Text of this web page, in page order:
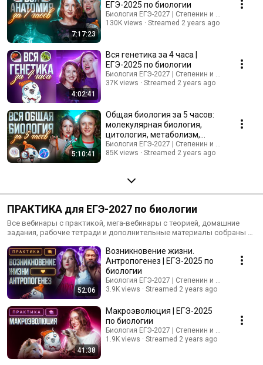
https://stepenin.ru/courses/bio-ege
7:17:23
ЕГЭ-2025 по биологии
Биология ЕГЭ-2027 | Степенин и Дацук
130K views
Streamed 2 years ago
4:02:41
Вся генетика за 4 часа |
ЕГЭ-2025 по биологии
Биология ЕГЭ-2027 | Степенин и Дацук
37K views
Streamed 2 years ago
5:10:41
Общая биология за 5 часов:
молекулярная биология,
цитология, метаболизм,
митоз, мейоз, эмбриогенез
Биология ЕГЭ-2027 | Степенин и Дацук
85K views
Streamed 2 years ago
ПРАКТИКА для ЕГЭ-2027 по биологии
Все вебинары с практикой, мега-вебинары с теорией, домашние
задания, рабочие тетради и дополнительные материалы собраны в
52:06
Возникновение жизни.
Антропогенез | ЕГЭ-2025 по
биологии
Биология ЕГЭ-2027 | Степенин и Дацук
3.9K views
Streamed 2 years ago
41:38
Макроэволюция | ЕГЭ-2025
по биологии
Биология ЕГЭ-2027 | Степенин и Дацук
1.9K views
Streamed 2 years ago